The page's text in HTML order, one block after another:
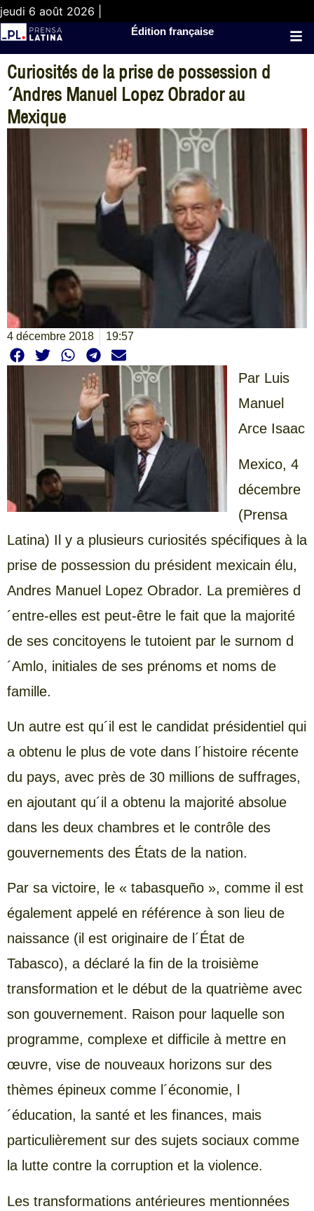
jeudi 6 août 2026 |
Édition française
Curiosités de la prise de possession d
´Andres Manuel Lopez Obrador au
Mexique
4 décembre 2018 19:57
Par Luis
Manuel
Arce Isaac
Mexico, 4
décembre
(Prensa
Latina) Il y a plusieurs curiosités spécifiques à la
prise de possession du président mexicain élu,
Andres Manuel Lopez Obrador. La premières d
´entre-elles est peut-être le fait que la majorité
de ses concitoyens le tutoient par le surnom d
´Amlo, initiales de ses prénoms et noms de
famille.
Un autre est qu´il est le candidat présidentiel qui
a obtenu le plus de vote dans l´histoire récente
du pays, avec près de 30 millions de suffrages,
en ajoutant qu´il a obtenu la majorité absolue
dans les deux chambres et le contrôle des
gouvernements des États de la nation.
Par sa victoire, le « tabasqueño », comme il est
également appelé en référence à son lieu de
naissance (il est originaire de l´État de
Tabasco), a déclaré la fin de la troisième
transformation et le début de la quatrième avec
son gouvernement. Raison pour laquelle son
programme, complexe et difficile à mettre en
œuvre, vise de nouveaux horizons sur des
thèmes épineux comme l´économie, l
´éducation, la santé et les finances, mais
particulièrement sur des sujets sociaux comme
la lutte contre la corruption et la violence.
Les transformations antérieures mentionnées